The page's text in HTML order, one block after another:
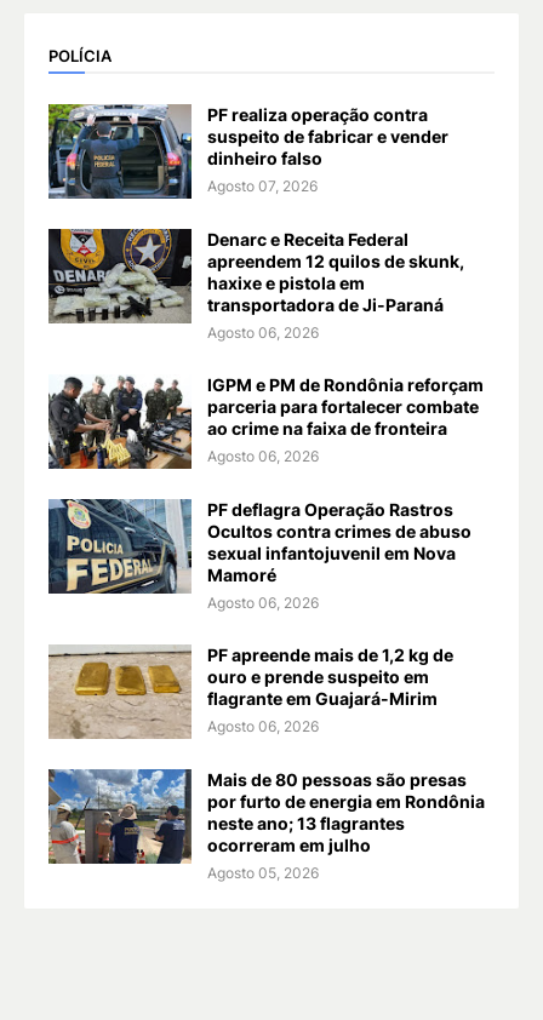
POLÍCIA
PF realiza operação contra
suspeito de fabricar e vender
dinheiro falso
Agosto 07, 2026
Denarc e Receita Federal
apreendem 12 quilos de skunk,
haxixe e pistola em
transportadora de Ji-Paraná
Agosto 06, 2026
IGPM e PM de Rondônia reforçam
parceria para fortalecer combate
ao crime na faixa de fronteira
Agosto 06, 2026
PF deflagra Operação Rastros
Ocultos contra crimes de abuso
sexual infantojuvenil em Nova
Mamoré
Agosto 06, 2026
PF apreende mais de 1,2 kg de
ouro e prende suspeito em
flagrante em Guajará-Mirim
Agosto 06, 2026
Mais de 80 pessoas são presas
por furto de energia em Rondônia
neste ano; 13 flagrantes
ocorreram em julho
Agosto 05, 2026